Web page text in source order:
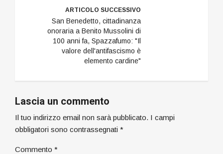
ARTICOLO SUCCESSIVO
San Benedetto, cittadinanza
onoraria a Benito Mussolini di
100 anni fa, Spazzafumo: "Il
valore dell'antifascismo è
elemento cardine"
Lascia un commento
Il tuo indirizzo email non sarà pubblicato. I campi
obbligatori sono contrassegnati *
Commento *